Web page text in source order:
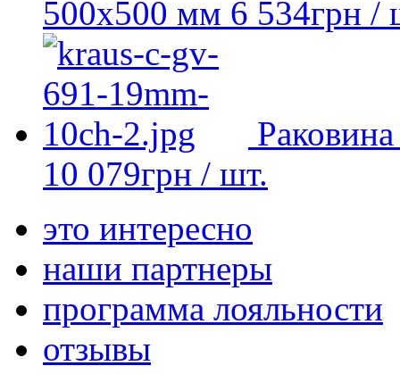
500х500 мм 6 534грн /
10 079грн / шт.
это интересно
наши партнеры
программа лояльности
отзывы